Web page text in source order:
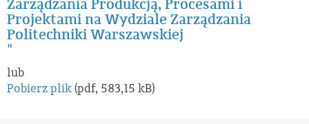
Zarządzania Produkcją, Procesami i
Projektami na Wydziale Zarządzania
Politechniki Warszawskiej
"
lub
Pobierz plik(pdf, 583,15 kB)